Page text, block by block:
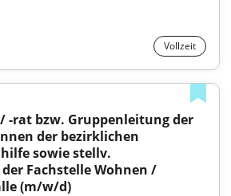
Vollzeit
-rat bzw. Gruppenleitung der
der bezirklichen
sowie stellv.
Fachstelle Wohnen /
(m/w/d)